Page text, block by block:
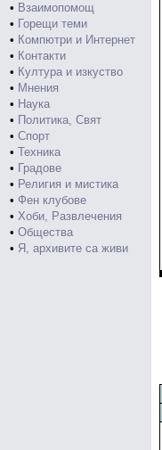
• Взаимопомощ
• Горещи теми
• Компютри и Интернет
• Контакти
• Култура и изкуство
• Мнения
• Наука
• Политика, Свят
• Спорт
• Техника
• Градове
• Религия и мистика
• Фен клубове
• Хоби, Развлечения
• Общества
• Я, архивите са живи